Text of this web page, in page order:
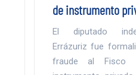
de instrumento
El diputado
Errázuriz fue
fraude al Fisco